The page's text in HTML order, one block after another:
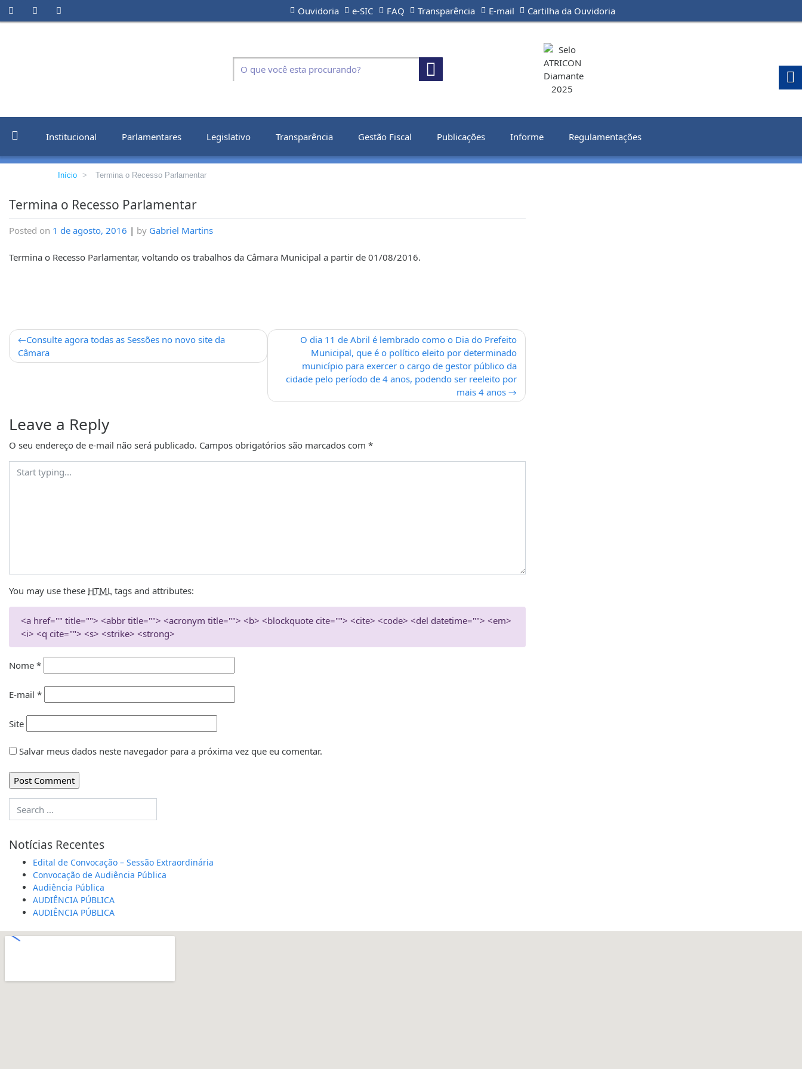
Ouvidoria e-SIC FAQ Transparência E-mail Cartilha da Ouvidoria
Institucional Parlamentares Legislativo Transparência Gestão Fiscal Publicações Informe Regulamentações
Início > Termina o Recesso Parlamentar
Termina o Recesso Parlamentar
Posted on 1 de agosto, 2016 | by Gabriel Martins
Termina o Recesso Parlamentar, voltando os trabalhos da Câmara Municipal a partir de 01/08/2016.
Consulte agora todas as Sessões no novo site da
Câmara
O dia 11 de Abril é lembrado como o Dia do Prefeito
Municipal, que é o político eleito por determinado
município para exercer o cargo de gestor público da
cidade pelo período de 4 anos, podendo ser reeleito por
mais 4 anos
Leave a Reply
O seu endereço de e-mail não será publicado. Campos obrigatórios são marcados com *
You may use these HTML tags and attributes:
<a href="" title=""> <abbr title=""> <acronym title=""> <b> <blockquote cite=""> <cite> <code> <del datetime=""> <em>
<i> <q cite=""> <s> <strike> <strong>
Nome *
E-mail *
Site
Salvar meus dados neste navegador para a próxima vez que eu comentar.
Notícias Recentes
Edital de Convocação – Sessão Extraordinária
Convocação de Audiência Pública
Audiência Pública
AUDIÊNCIA PÚBLICA
AUDIÊNCIA PÚBLICA